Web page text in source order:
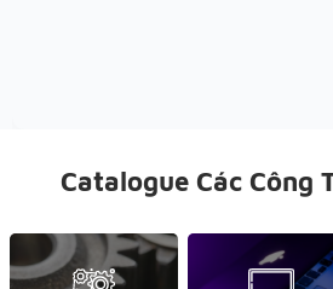
Catalogue Các Công